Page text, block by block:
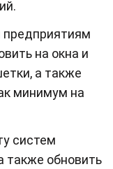
предприятиям
на окна и
а также
минимум на
систем
также обновить